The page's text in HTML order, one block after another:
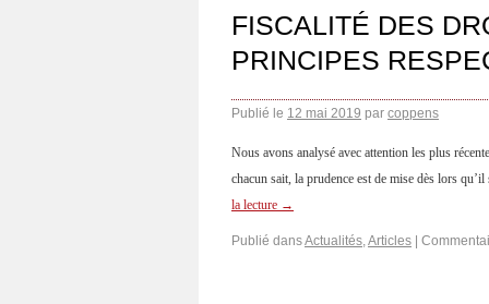
FISCALITÉ DES
PRINCIPES
Publié le 12 mai 2019 par coppens
Nous avons analysé avec attention les plus
chacun sait, la prudence est de mise dès lors
la lecture →
Publié dansActualités,Articles